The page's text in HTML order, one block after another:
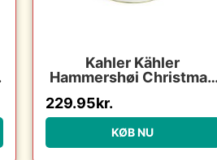
Kahler Kähler
Hammershøi Christmas
Ø20 cm : Erling
Christensen Møbler :
Erling Christensen
Møbler
229.95kr.
KØB NU